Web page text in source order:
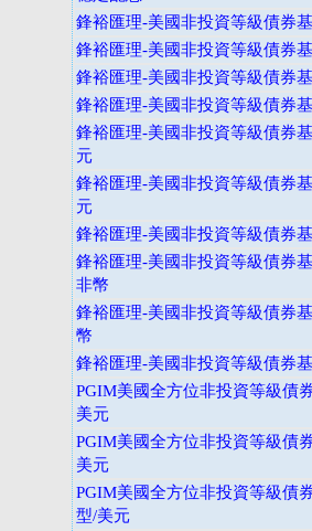
鋒裕匯理-美國非投資等級債券
鋒裕匯理-美國非投資等級債券
鋒裕匯理-美國非投資等級債券
鋒裕匯理-美國非投資等級債券
鋒裕匯理-美國非投資等級債券
元
鋒裕匯理-美國非投資等級債券
元
鋒裕匯理-美國非投資等級債券
鋒裕匯理-美國非投資等級債券
非幣
鋒裕匯理-美國非投資等級債券
幣
鋒裕匯理-美國非投資等級債券
PGIM美國全方位非投資等級債
美元
PGIM美國全方位非投資等級債
美元
PGIM美國全方位非投資等級債
型/美元